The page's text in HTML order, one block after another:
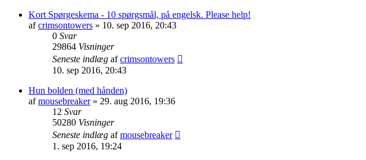
Kort Spørgeskema - 10 spørgsmål, på engelsk. Please help!
afcrimsontowers » 10. sep 2016, 20:43
0 Svar
29864 Visninger
Seneste indlæg afcrimsontowers
10. sep 2016, 20:43
Hun bolden (med hånden)
afmousebreaker» 29. aug 2016, 19:36
12 Svar
50280 Visninger
Seneste indlæg afmousebreaker
1. sep 2016, 19:24